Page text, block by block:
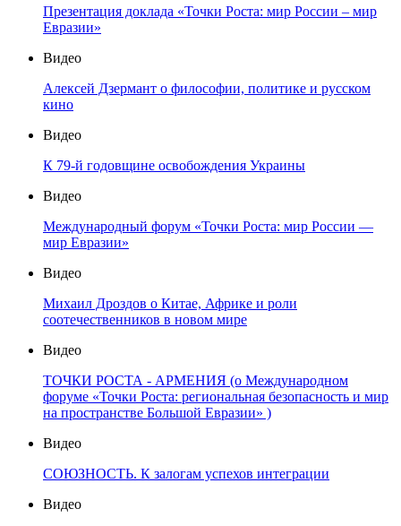
Презентация доклада «Точки Роста: мир России – мир
Евразии»
Видео
Алексей Дзермант о философии, политике и русском
кино
Видео
К 79-й годовщине освобождения Украины
Видео
Международный форум «Точки Роста: мир России —
мир Евразии»
Видео
Михаил Дроздов о Китае, Африке и роли
соотечественников в новом мире
Видео
ТОЧКИ РОСТА - АРМЕНИЯ (о Международном
форуме «Точки Роста: региональная безопасность и мир
на пространстве Большой Евразии» )
Видео
СОЮЗНОСТЬ. К залогам успехов интеграции
Видео